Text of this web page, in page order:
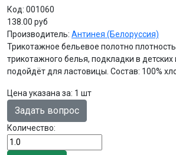
Код: 001060
138.00 руб
Производитель: Антинея (Белоруссия)
Трикотажное бельевое полотно
трикотажного белья, подкладки в
подойдёт для ластовицы. Состав: 100%
Цена указана за: 1 шт
Задать вопрос
Количество: